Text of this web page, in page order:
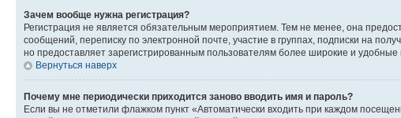
Зачем вообще нужна регистрация?
Регистрация не является обязательным мероприятием. Тем не менее, она
сообщений, переписку по электронной почте, участие в группах, подписки на
но предоставляет зарегистрированным пользователям более широкие и
Вернуться наверх
Почему мне периодически приходится заново вводить имя и пароль?
Если вы не отметили флажком пункт «Автоматически входить при каждом